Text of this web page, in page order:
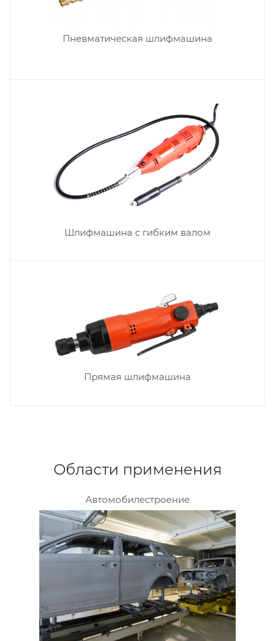
Пневматическая шлифмашина
Шлифмашина с гибким валом
Прямая шлифмашина
Области применения
Автомобилестроение